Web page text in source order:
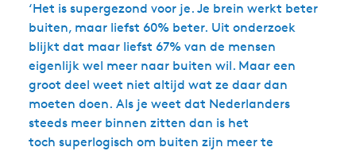
‘Het is supergezond voor je. Je brein werkt beter
buiten, maar liefst 60% beter. Uit onderzoek
blijkt dat maar liefst 67% van de mensen
eigenlijk wel meer naar buiten wil. Maar een
groot deel weet niet altijd wat ze daar dan
moeten doen. Als je weet dat Nederlanders
steeds meer binnen zitten dan is het
toch superlogisch om buiten zijn meer te